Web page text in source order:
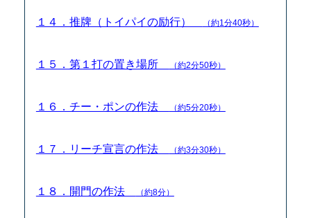
１４．推牌（トイパイの励行） （約1分40秒）
１５．第１打の置き場所 （約2分50秒）
１６．チー・ポンの作法 （約5分20秒）
１７．リーチ宣言の作法 （約3分30秒）
１８．開門の作法 （約8分）